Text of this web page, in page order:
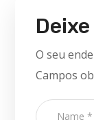
O seu
Campos